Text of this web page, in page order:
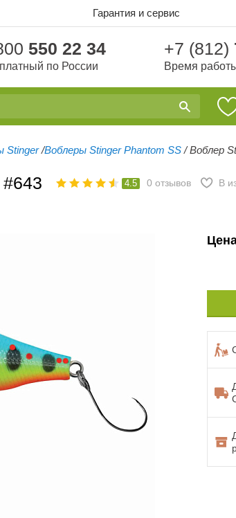
Гарантия и сервис
550 22 34
по России
+7 (812)
Время
Stinger /Воблеры Stinger Phantom SS /Воблер
4.5 0 отзывов В